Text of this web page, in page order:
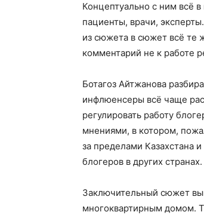
Концептуально с ним всё
пациенты, врачи,
из сюжета в сюжет всё те
комментарий не к работе
Ботагоз Айтжанова
инфлюенсеры всё чаще
регулировать работу
мнениями, в котором,
за пределами Казахстана
блогеров в других странах.
Заключительный сюжет
многоквартирным домом.